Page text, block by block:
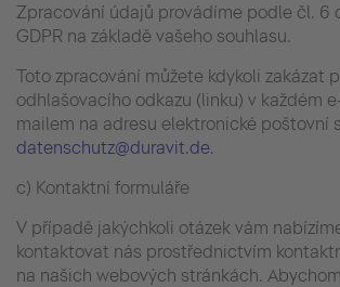
Zpracování údajů provádíme podle čl. 6
GDPR na základě vašeho souhlasu.
Toto zpracování můžete kdykoli zakázat
odhlašovacího odkazu (linku) v každém
mailem na adresu elektronické poštovní
datenschutz@duravit.de.
c) Kontaktní formuláře
V případě jakýchkoli otázek vám
kontaktovat nás prostřednictvím
na našich webových stránkách.